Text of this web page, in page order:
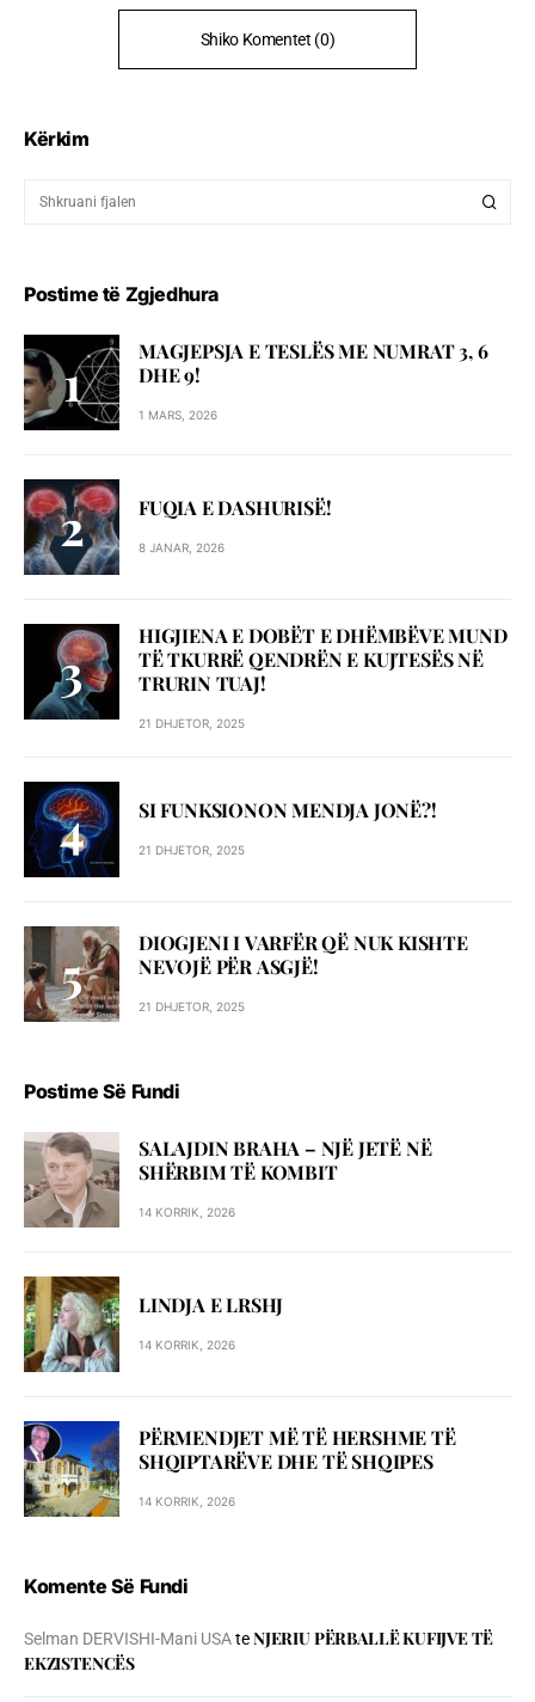
Shiko Komentet (0)
Kërkim
Postime të Zgjedhura
MAGJEPSJA E TESLËS ME NUMRAT 3, 6
DHE 9!
1 MARS, 2026
FUQIA E DASHURISË!
8 JANAR, 2026
HIGJIENA E DOBËT E DHËMBËVE MUND
TË TKURRË QENDRËN E KUJTESËS NË
TRURIN TUAJ!
21 DHJETOR, 2025
SI FUNKSIONON MENDJA JONË?!
21 DHJETOR, 2025
DIOGJENI I VARFËR QË NUK KISHTE
NEVOJË PËR ASGJË!
21 DHJETOR, 2025
Postime Së Fundi
SALAJDIN BRAHA – NJЁ JETЁ NЁ
SHЁRBIM TЁ KOMBIT
14 KORRIK, 2026
LINDJA E LRSHJ
14 KORRIK, 2026
PËRMENDJET MË TË HERSHME TË
SHQIPTARËVE DHE TË SHQIPES
14 KORRIK, 2026
Komente Së Fundi
Selman DERVISHI-Mani USAteNJERIU PЁRBALLЁ KUFIJVE TЁ
EKZISTENCЁS